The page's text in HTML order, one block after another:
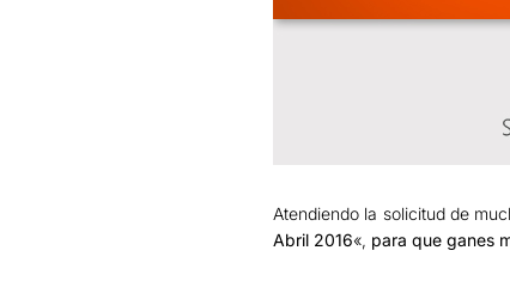
Atendiendo la solicitud de
Abril 2016«, para que ganes